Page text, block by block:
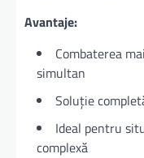
Avantaje:
Combaterea
simultan
Soluție
Ideal pentru
complexă